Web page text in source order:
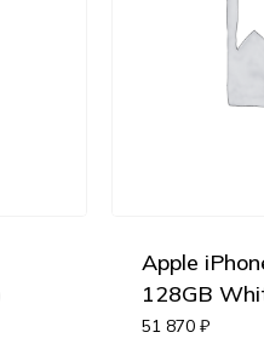
Корзина
Apple
128GB
51 870 ₽